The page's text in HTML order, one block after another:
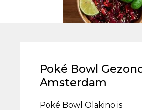
Poké Bowl
Amsterdam
Poké Bowl Olakino is